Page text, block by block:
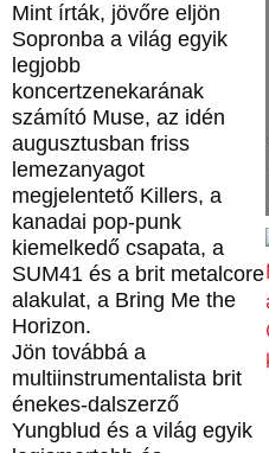
Mint írták, jövőre eljön
Sopronba a világ egyik
legjobb
koncertzenekarának
számító Muse, az idén
augusztusban friss
lemezanyagot
megjelentető Killers, a
kanadai pop-punk
kiemelkedő csapata, a
SUM41 és a brit metalcore
alakulat, a Bring Me the
Horizon.
Jön továbbá a
multiinstrumentalista brit
énekes-dalszerző
Yungblud és a világ egyik